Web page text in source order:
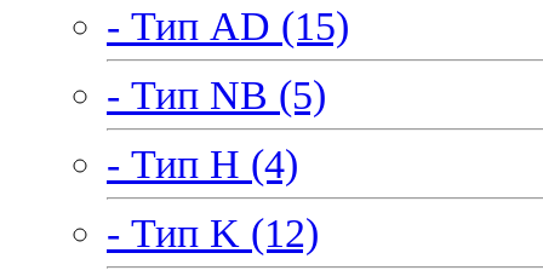
- Тип AD (15)
- Тип NB (5)
- Тип H (4)
- Тип K (12)